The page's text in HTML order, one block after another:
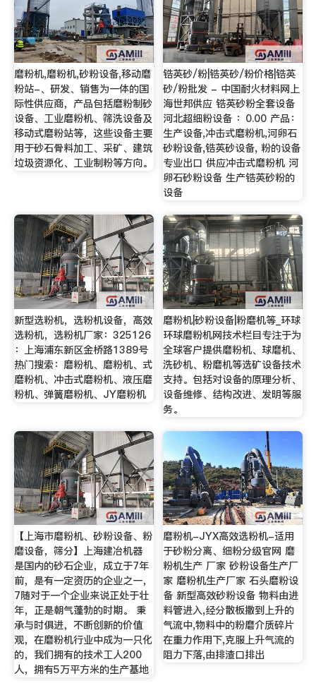
磨粉机,磨粉机,砂粉设备,移动磨
粉站-、研发、销售为一体的国
际性供应商，产品包括磨粉制砂
设备、工业磨粉机、筛洗设备及
移动式磨粉站等，这些设备主要
用于砂石骨料加工、采矿、建筑
垃圾资源化、工业制粉等方向。
锆英砂/粉|锆英砂/粉价格|锆英
砂/粉批发 - 中国耐火材料网上
海世邦供应 锆英砂粉全套设备
河北超细粉设备 ：0.00 产品：
生产设备,冲击式磨粉机,河卵石
砂粉设备,锆英砂设备, 粉的设备
专业出口 供应冲击式磨粉机 河
卵石砂粉设备 生产锆英砂粉的
设备
新型选粉机，选粉机设备，高效
选粉机，选粉机厂家：325126
：上海浦东新区金桥路1389号
热门搜索：磨粉机、磨粉机、式
磨粉机、冲击式磨粉机、液压磨
粉机、弹簧磨粉机、JY磨粉机
磨粉机|砂粉设备|粉磨机等_环球
环球磨粉机网技术栏目专注于为
全球客户提供磨粉机、球磨机、
洗砂机、粉磨机等选矿设备技术
支持。包括对设备的原理分析、
设备维修、结构改进、发明等服
务。
【上海市磨粉机、砂粉设备、粉
磨设备，筛分】上海建冶机器
是国内的砂石企业，成立于7年
前，是有一定资历的企业之一，
7随对于一个企业来说正处于壮
年，正是朝气蓬勃的时期。 秉
承与时俱进，不断创新的价值
观，在磨粉机行业中成为一只化
的，我们拥有的技术工人200
人，拥有5万平方米的生产基地
磨粉机-JYX高效选粉机-适用
于砂粉分离、细粉分级官网 磨
粉机生产 厂家 砂粉设备生产厂
家 磨粉机生产厂家 石头磨粉设
备 新型高效砂粉设备 物料由进
料管进入,经分散板撒到上升的
气流中,物料中的粉磨介质碎片
在重力作用下,克服上升气流的
阻力下落,由排渣口排出